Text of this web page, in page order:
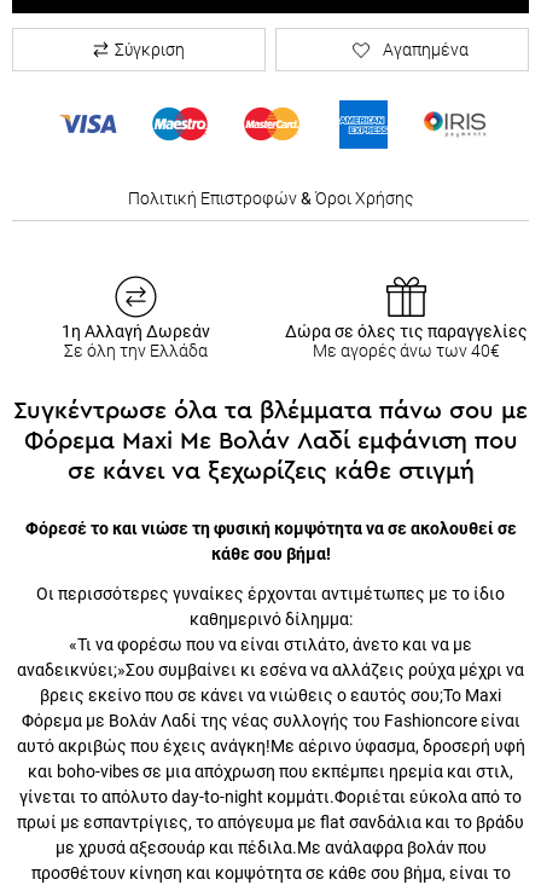
Σύγκριση Αγαπημένα
Πολιτική Επιστροφών& Όροι Χρήσης
1η Αλλαγή Δωρεάν
Σε όλη την Ελλάδα
Δώρα σε όλες τις παραγγελίες
Με αγορές άνω των 40€
Συγκέντρωσε όλα τα βλέμματα πάνω σου με
Φόρεμα Maxi Με Βολάν Λαδί εμφάνιση που
σε κάνει να ξεχωρίζεις κάθε στιγμή
Φόρεσέ το και νιώσε τη φυσική κομψότητα να σε ακολουθεί
σε κάθε σου βήμα!
Οι περισσότερες γυναίκες έρχονται αντιμέτωπες με το ίδιο
καθημερινό δίλημμα:
«Τι να φορέσω που να είναι στιλάτο, άνετο και να με αναδεικνύει;»Σου
συμβαίνει κι εσένα να αλλάζεις ρούχα μέχρι να βρεις εκείνο που σε
κάνει να νιώθεις ο εαυτός σου;Το Maxi Φόρεμα με Βολάν Λαδί της
νέας συλλογής του Fashioncore είναι αυτό ακριβώς που έχεις ανάγκη!
Με αέρινο ύφασμα, δροσερή υφή και boho-vibes σε μια απόχρωση
που εκπέμπει ηρεμία και στιλ, γίνεται το απόλυτο day-to-night
κομμάτι.Φοριέται εύκολα από το πρωί με εσπαντρίγιες, το απόγευμα
με flat σανδάλια και το βράδυ με χρυσά αξεσουάρ και πέδιλα.Με
ανάλαφρα βολάν που προσθέτουν κίνηση και κομψότητα σε κάθε
σου βήμα, είναι το φόρεμα που δεν χρειάζεται τίποτα παραπάνω.